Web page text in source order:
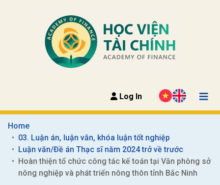
Log In
Home
03. Luận án, luận văn, khóa luận tốt nghiệp
Luận văn/Đề án Thạc sĩ năm 2024 trở về trước
Hoàn thiện tổ chức công tác kế toán tại Văn phòng sở
nông nghiệp và phát triển nông thôn tỉnh Bắc Ninh